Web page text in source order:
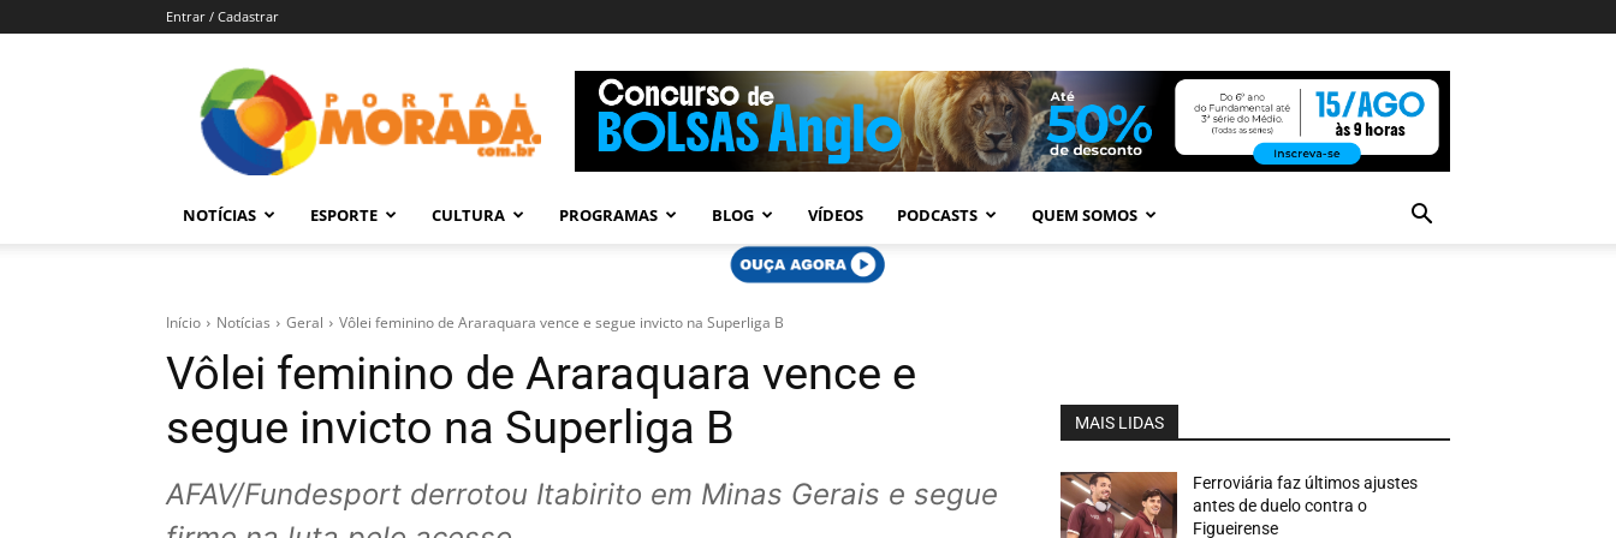
Entrar / Cadastrar
Morada
–
Araraquara
NOTÍCIAS ESPORTE CULTURA PROGRAMAS BLOG VÍDEOS PODCASTS QUEM SOMOS
Início Notícias Geral Vôlei feminino de Araraquara vence e segue invicto na Superliga B
Vôlei feminino de Araraquara vence e
segue invicto na Superliga B
AFAV/Fundesport derrotou Itabirito em Minas Gerais e segue
MAIS LIDAS
Ferroviária faz últimos ajustes
antes de duelo contra o
Figueirense